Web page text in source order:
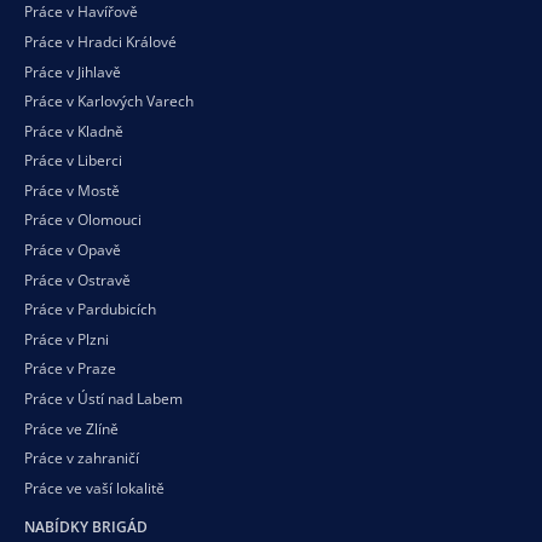
Práce v Havířově
Práce v Hradci Králové
Práce v Jihlavě
Práce v Karlových Varech
Práce v Kladně
Práce v Liberci
Práce v Mostě
Práce v Olomouci
Práce v Opavě
Práce v Ostravě
Práce v Pardubicích
Práce v Plzni
Práce v Praze
Práce v Ústí nad Labem
Práce ve Zlíně
Práce v zahraničí
Práce ve vaší lokalitě
NABÍDKY BRIGÁD